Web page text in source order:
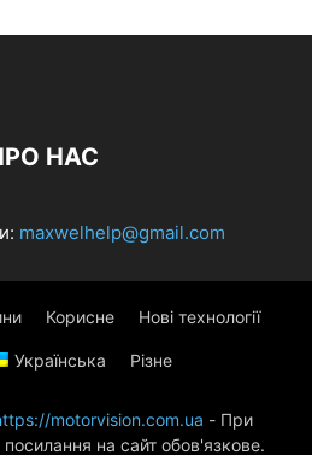
НАС
maxwelhelp@gmail.com
Корисне Нові технології
Українська Різне
motorvision.com.ua - При
посилання на сайт обов'язкове.